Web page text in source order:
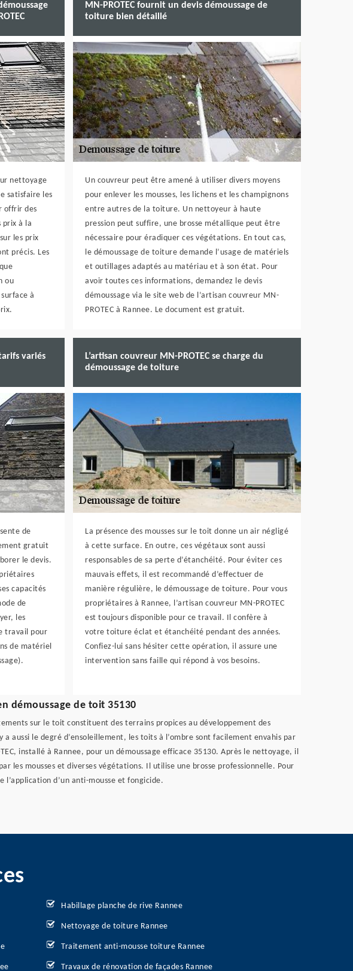
nettoyage
satisfaire les
offrir des
prix à la
les prix
précis. Les
ou
à
MN-PROTEC fournit un devis démoussage de
toiture bien détaillé
Un couvreur peut être amené à utiliser divers moyens
pour enlever les mousses, les lichens et les champignons
entre autres de la toiture. Un nettoyeur à haute
pression peut suffire, une brosse métallique peut être
nécessaire pour éradiquer ces végétations. En tout cas,
le démoussage de toiture demande l’usage de matériels
et outillages adaptés au matériau et à son état. Pour
avoir toutes ces informations, demandez le devis
démoussage via le site web de l’artisan couvreur MN-
PROTEC à Rannee. Le document est gratuit.
variés
de
gratuit
le devis.
capacités
de
les
travail pour
de matériel
L’artisan couvreur MN-PROTEC se charge du
démoussage de toiture
La présence des mousses sur le toit donne un air négligé
à cette surface. En outre, ces végétaux sont aussi
responsables de sa perte d’étanchéité. Pour éviter ces
mauvais effets, il est recommandé d’effectuer de
manière régulière, le démoussage de toiture. Pour vous
propriétaires à Rannee, l’artisan couvreur MN-PROTEC
est toujours disponible pour ce travail. Il confère à
votre toiture éclat et étanchéité pendant des années.
Confiez-lui sans hésiter cette opération, il assure une
intervention sans faille qui répond à vos besoins.
démoussage de toit 35130
sur le toit constituent des terrains propices au développement des
a aussi le degré d’ensoleillement, les toits à l’ombre sont facilement envahis par
installé à Rannee, pour un démoussage efficace 35130. Après le nettoyage, il
les mousses et diverses végétations. Il utilise une brosse professionnelle. Pour
l’application d’un anti-mousse et fongicide.
Habillage planche de rive Rannee
Nettoyage de toiture Rannee
Traitement anti-mousse toiture Rannee
Travaux de rénovation de façades Rannee